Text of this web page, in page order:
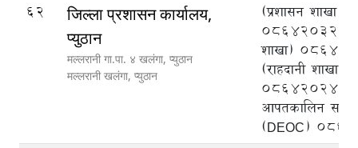
62
जिल्ला प्रशासन कार्यालय,
प्युठान
मल्लरानी गा.पा. ४ खलंगा, प्युठान
मल्लरानी खलंगा, प्युठान
(प्रशासन शाखा)
086420327,
शाखा)
(राहदानी शाखा)
086420243,
आपतकालिन
(DEOC)